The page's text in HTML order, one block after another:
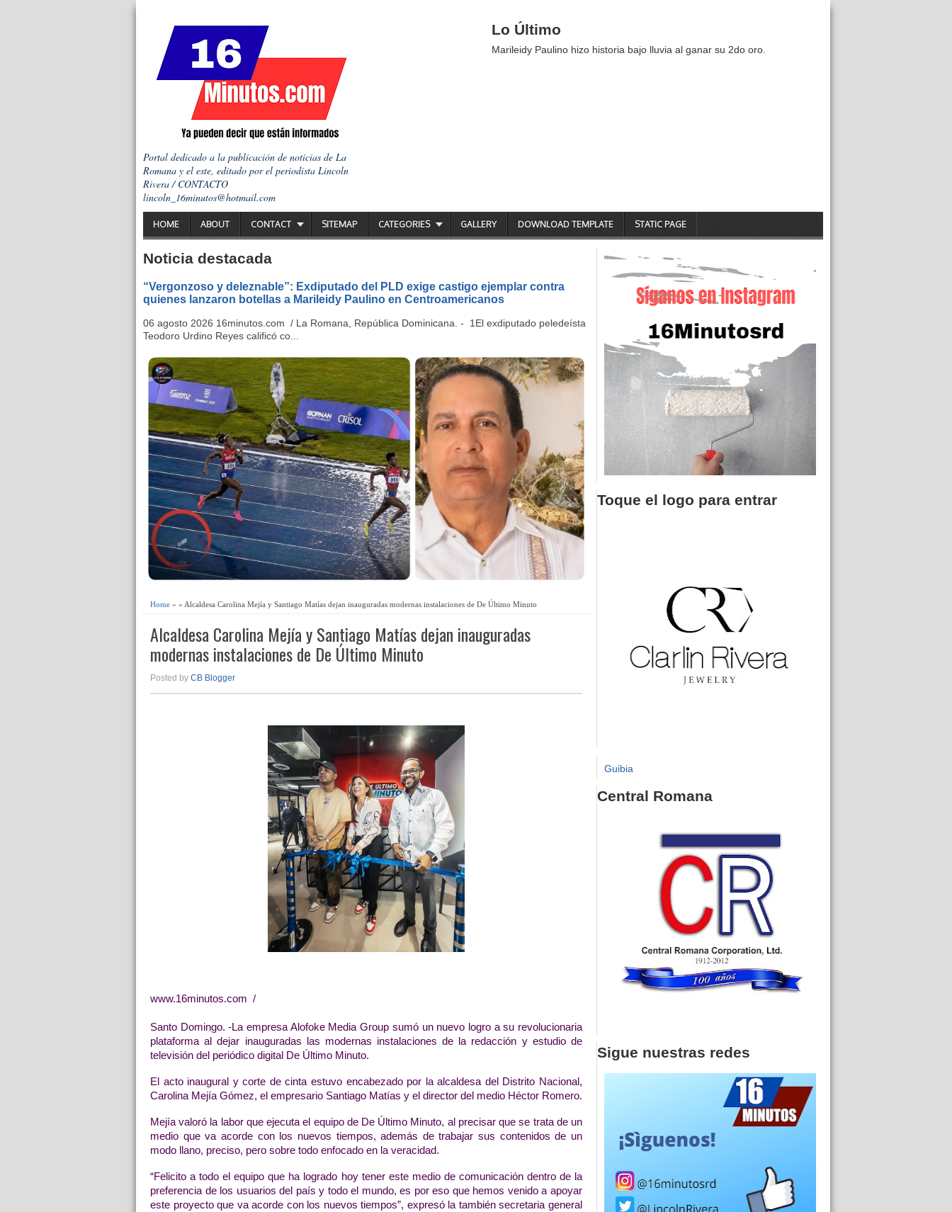
Portal dedicado a la publicación de noticias de La
Romana y el este, editado por el periodista Lincoln
Rivera / CONTACTO
lincoln_16minutos@hotmail.com
Lo Último
Marileidy Paulino hizo historia bajo lluvia al ganar su 2do oro.
HOME ABOUT CONTACT SITEMAP CATEGORIES GALLERY DOWNLOAD TEMPLATE STATIC PAGE
Noticia destacada
“Vergonzoso y deleznable”: Exdiputado del PLD exige castigo ejemplar contra
quienes lanzaron botellas a Marileidy Paulino en Centroamericanos
06 agosto 2026 16minutos.com / La Romana, República Dominicana. - 1El exdiputado peledeísta
Teodoro Urdino Reyes calificó co...
Home » » Alcaldesa Carolina Mejía y Santiago Matías dejan inauguradas modernas instalaciones de De Último Minuto
Alcaldesa Carolina Mejía y Santiago Matías dejan inauguradas
modernas instalaciones de De Último Minuto
Posted by CB Blogger
www.16minutos.com  /
Santo Domingo. -La empresa Alofoke Media Group sumó un nuevo logro a su revolucionaria
plataforma al dejar inauguradas las modernas instalaciones de la redacción y estudio de
televisión del periódico digital De Último Minuto.
El acto inaugural y corte de cinta estuvo encabezado por la alcaldesa del Distrito Nacional,
Carolina Mejía Gómez, el empresario Santiago Matías y el director del medio Héctor Romero.
Mejía valoró la labor que ejecuta el equipo de De Último Minuto, al precisar que se trata de un
medio que va acorde con los nuevos tiempos, además de trabajar sus contenidos de un
modo llano, preciso, pero sobre todo enfocado en la veracidad.
“Felicito a todo el equipo que ha logrado hoy tener este medio de comunicación dentro de la
preferencia de los usuarios del país y todo el mundo, es por eso que hemos venido a apoyar
este proyecto que va acorde con los nuevos tiempos”, expresó la también secretaria general
Toque el logo para entrar
Guibia
Central Romana
Sigue nuestras redes